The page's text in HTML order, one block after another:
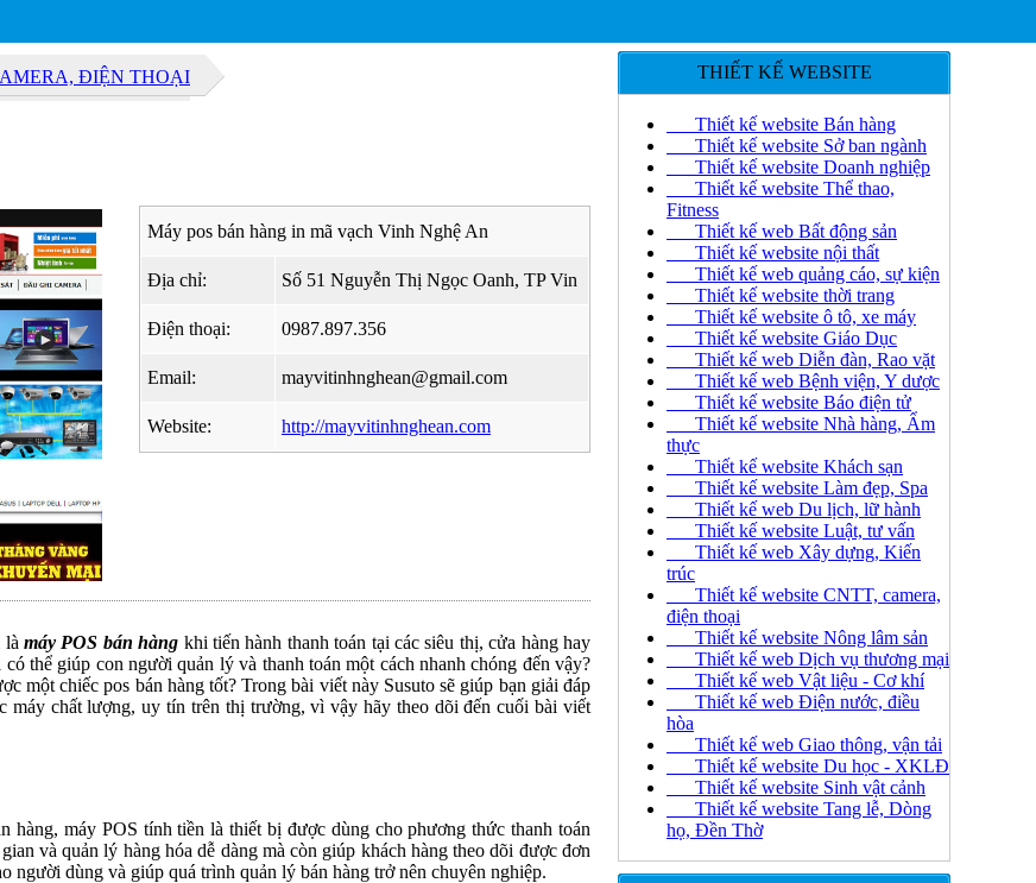
ĐIỆN THOẠI
Máy pos bán hàng in mã vạch Vinh Nghệ An
Địa chỉ: Số 51 Nguyễn Thị Ngọc Oanh, TP Vin
Điện thoại: 0987.897.356
Email: mayvitinhnghean@gmail.com
Website: http://mayvitinhnghean.com
làmáy POS bán hàng khi tiến hành thanh toán tại các siêu thị, cửa hàng hay
thể giúp con người quản lý và thanh toán một cách nhanh chóng đến vậy?
một chiếc pos bán hàng tốt? Trong bài viết này Susuto sẽ giúp bạn giải đáp
máy chất lượng, uy tín trên thị trường, vì vậy hãy theo dõi đến cuối bài viết
hàng, máy POS tính tiền là thiết bị được dùng cho phương thức thanh toán
và quản lý hàng hóa dễ dàng mà còn giúp khách hàng theo dõi được đơn
người dùng và giúp quá trình quản lý bán hàng trở nên chuyên nghiệp.
THIẾT KẾ WEBSITE
Thiết kế website Bán hàng
Thiết kế website Sở ban ngành
Thiết kế website Doanh nghiệp
Thiết kế website Thể thao,
Fitness
Thiết kế web Bất động sản
Thiết kế website nội thất
Thiết kế web quảng cáo, sự kiện
Thiết kế website thời trang
Thiết kế website ô tô, xe máy
Thiết kế website Giáo Dục
Thiết kế web Diễn đàn, Rao vặt
Thiết kế web Bệnh viện, Y dược
Thiết kế website Báo điện tử
Thiết kế website Nhà hàng, Ẩm
thực
Thiết kế website Khách sạn
Thiết kế website Làm đẹp, Spa
Thiết kế web Du lịch, lữ hành
Thiết kế website Luật, tư vấn
Thiết kế web Xây dựng, Kiến
trúc
Thiết kế website CNTT, camera,
điện thoại
Thiết kế website Nông lâm sản
Thiết kế web Dịch vụ thương mại
Thiết kế web Vật liệu - Cơ khí
Thiết kế web Điện nước, điều
hòa
Thiết kế web Giao thông, vận tải
Thiết kế website Du học - XKLĐ
Thiết kế website Sinh vật cảnh
Thiết kế website Tang lễ, Dòng
họ, Đền Thờ